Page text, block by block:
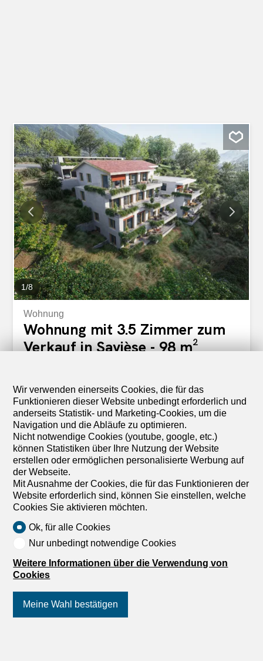
1/8
Wohnung
Wohnung mit 3.5 Zimmer zum
Verkauf in Savièse - 98 m²
Route de la Combettaz, 1965 Savièse
3. Untergeschoss Nach Absprache
Parzelle 2 – 3,5-Zimmer-Neubau
Exklusive Neuentwicklung von 7 Luxusapartments –
Verfügbarkeit Herbst 2028. Entdecken Sie die Résidence
Tsablos, ein exklusives Neubauprojekt, das sich in der
malerischen Gemeinde Savièse im charmanten Dorf
Drône an der Route de la Combettaz befindet. Dieses
intime Wohnprojekt mit nur 7 Wohnungen (3,5- und 4,5-
Zimmer-Wohnungen) bietet eine ruhige, erhöhte Lage mit
viel natürlichem Licht das ganze Jahr über.
Terrassenarchitektur für einen einzigartigen
sie sich nahtlos in die Saviésan-Hügelkette einfügt und
zeichnet sich durch ihre Terrassenarchitektur aus. Jede
Wohnung verfügt über einen grossen privaten
Landschaft zu geniessen. Hochwertige
Innenraumausstattung Das Projekt legt Wert auf Raum,
Wir verwenden einerseits Cookies, die für das
Funktionieren dieser Website unbedingt erforderlich und
anderseits Statistik- und Marketing-Cookies, um die
Navigation und die Abläufe zu optimieren.
Nicht notwendige Cookies (youtube, google, etc.)
können Statistiken über Ihre Nutzung der Website
erstellen oder ermöglichen personalisierte Werbung auf
der Webseite.
Mit Ausnahme der Cookies, die für das Funktionieren der
Website erforderlich sind, können Sie einstellen, welche
Cookies Sie aktivieren möchten.
Ok, für alle Cookies
Nur unbedingt notwendige Cookies
Weitere Informationen über die Verwendung von
Cookies
Meine Wahl bestätigen